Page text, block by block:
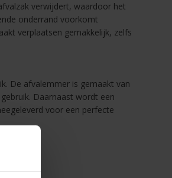
verwijdert, waardoor het
onderrand voorkomt
verplaatsen gemakkelijk, zelfs
De afvalemmer is gemaakt van
Daarnaast wordt een
voor een perfecte